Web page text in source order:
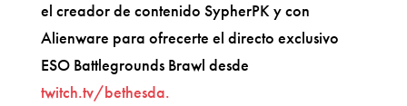
el creador de contenido SypherPK y con
Alienware para ofrecerte el directo exclusivo
ESO Battlegrounds Brawl desde
twitch.tv/bethesda.